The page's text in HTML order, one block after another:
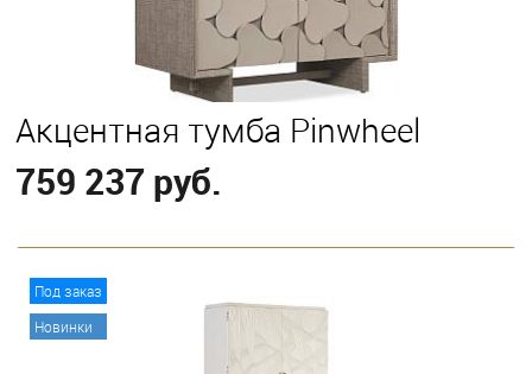
Акцентная тумба Pinwheel
759 237 руб.
Под заказ
Новинки